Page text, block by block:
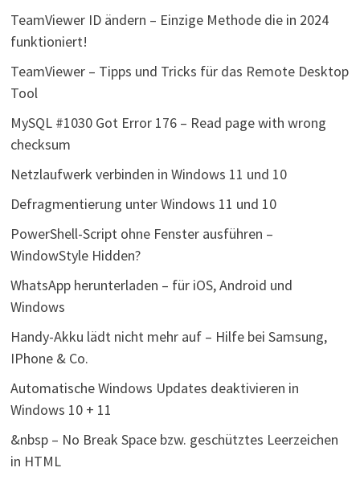
TeamViewer ID ändern – Einzige Methode die in 2024
funktioniert!
TeamViewer – Tipps und Tricks für das Remote Desktop
Tool
MySQL #1030 Got Error 176 – Read page with wrong
checksum
Netzlaufwerk verbinden in Windows 11 und 10
Defragmentierung unter Windows 11 und 10
PowerShell-Script ohne Fenster ausführen –
WindowStyle Hidden?
WhatsApp herunterladen – für iOS, Android und
Windows
Handy-Akku lädt nicht mehr auf – Hilfe bei Samsung,
IPhone & Co.
Automatische Windows Updates deaktivieren in
Windows 10 + 11
&nbsp – No Break Space bzw. geschütztes Leerzeichen
in HTML